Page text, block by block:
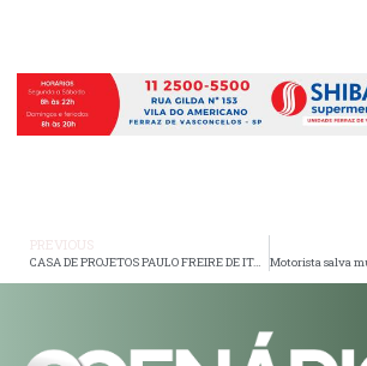
CASA DE PROJETOS PAULO FREIRE DE ITAQUAQUECETUBA: UM OÁSIS DE EDUCAÇÃO E OPORTUNIDADES